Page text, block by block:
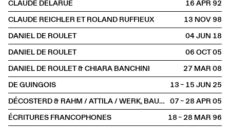
CLAUDE DELARUE
16 APR1992
CLAUDE REICHLER ET ROLAND RUFFIEUX
13 NOV1998
DANIEL DE ROULET
04 JUN2018
DANIEL DE ROULET
06 OCT2005
DANIEL DE ROULET & CHIARA BANCHINI
27 MAR2008
DE GUINGOIS
13 – 15 JUN2025
DÉCOSTERD & RAHM / ATTILA / WERK, BAUEN + WOHNEN 07 – 28 APR2005
ÉCRITURES FRANCOPHONES
18 – 28 MAR1996